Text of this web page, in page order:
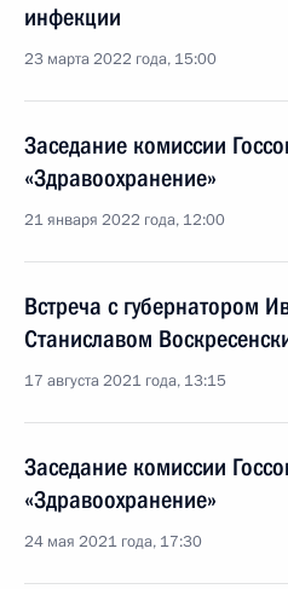
инфекции
23 марта 2022 года, 15:00
Заседание комиссии
«Здравоохранение»
21 января 2022 года, 12:00
Встреча с губернатором
Станиславом
17 августа 2021 года, 13:15
Заседание комиссии
«Здравоохранение»
24 мая 2021 года, 17:30